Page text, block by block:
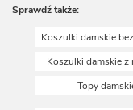
Sprawdź także:
Koszulki damskie
Koszulki damskie z
Topy